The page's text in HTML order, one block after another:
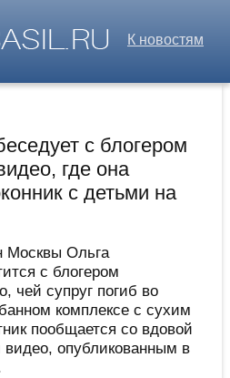
К новостям
с блогером
где она
с детьми на
Москвы Ольга
с блогером
чей супруг погиб во
комплексе с сухим
пообщается со вдовой
опубликованным в